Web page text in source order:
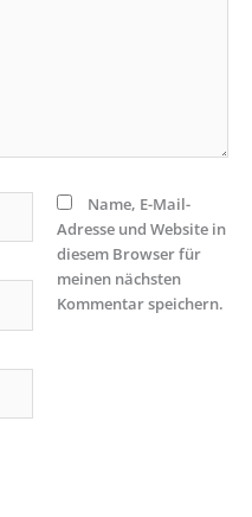
Name, E-Mail-
Adresse und Website in
diesem Browser für
meinen nächsten
Kommentar speichern.